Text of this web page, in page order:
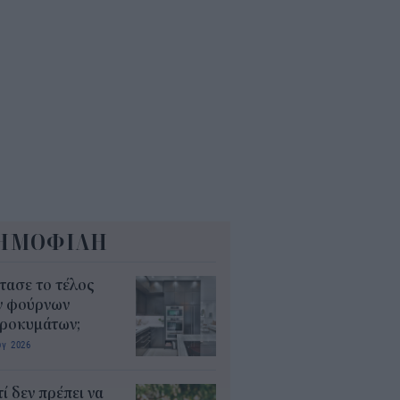
το τέλος
φούρνων
2026
δεν πρέπει να